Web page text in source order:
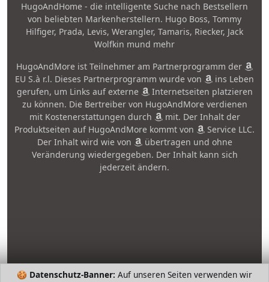
🍪 Datenschutz-Banner: Auf unseren Seiten verwenden wir
HugoAndHome - die intelligente Suche nach Bestsellern
von beliebten Markenherstellern. Hugo Boss, Tommy
Hilfiger, Prada, Levis, Werangler, Tamaris, Riecker, Jack
Wolfkin mund mehr
HugoAndMore ist Teilnehmer am Partnerprogramm der
EU S.à r.l. Dieses Partnerprogramm wurde von
ins Leben
gerufen, um Links auf externe
Internetseiten platzieren
zu können. Die Bertreiber von HugoAndMore verdienen
mit Kostenerstattungen durch
mit. Der Inhalt der
Produktseiten auf HugoAndMore kommt von
Service LLC.
Der Inhalt wird wie von
übertragen und ohne
Veränderung wiedergegeben. Der Inhalt kann sich
jederzeit ändern.